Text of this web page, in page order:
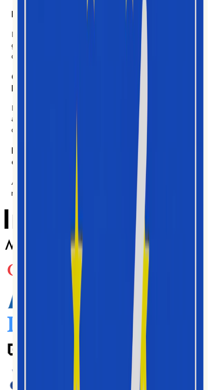
Le signal plutôt que le bruit.
Les likes et les abonnements ne vous apprennent pas
grand-chose. Nous mesurons comment les idées se
diffusent réellement et détaillons notre méthodologie.
Conçu pour celles et ceux qui font avancer
les choses.
Équipes en charge des marques, agences, chercheurs,
analystes. Conçu pour celles et ceux qui exploitent les
données au quotidien.
Des équipes du monde entier nous font
confiance
Adopté par des milliers de créateurs, d’agences et de
marques sur de nombreux marchés